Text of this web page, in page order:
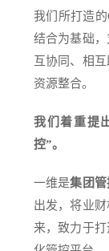
我们所打造
结合为基础
互协同、相
资源整合。
我们着重提
控”。
一维是集团
出发，将业
来，致力于